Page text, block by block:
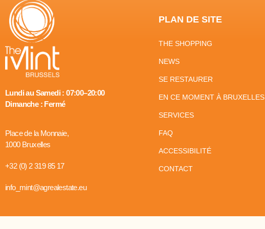
Lundi au Samedi : 07:00–20:00
Dimanche : Fermé
Place de la Monnaie,
1000 Bruxelles
+32 (0) 2 319 85 17
info_mint@agrealestate.eu
PLAN DE SITE
THE SHOPPING
NEWS
SE RESTAURER
EN CE MOMENT À BRUXELLES
SERVICES
FAQ
ACCESSIBILITÉ
CONTACT